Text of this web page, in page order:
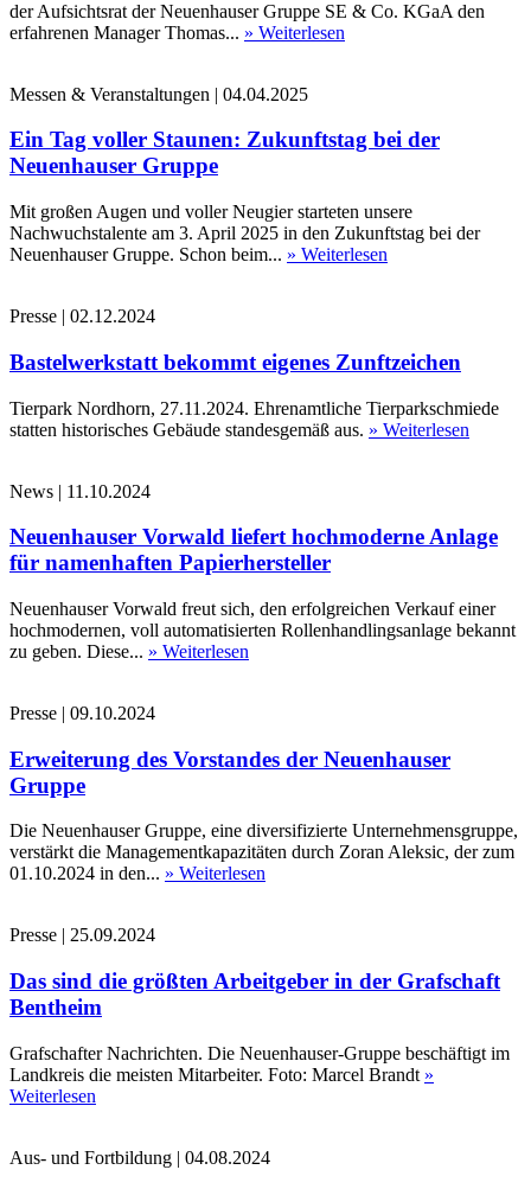
der Aufsichtsrat der Neuenhauser Gruppe SE & Co. KGaA den
erfahrenen Manager Thomas... » Weiterlesen
Messen & Veranstaltungen | 04.04.2025
Ein Tag voller Staunen: Zukunftstag bei der
Neuenhauser Gruppe
Mit großen Augen und voller Neugier starteten unsere
Nachwuchstalente am 3. April 2025 in den Zukunftstag bei der
Neuenhauser Gruppe. Schon beim... » Weiterlesen
Presse | 02.12.2024
Bastelwerkstatt bekommt eigenes Zunftzeichen
Tierpark Nordhorn, 27.11.2024. Ehrenamtliche Tierparkschmiede
statten historisches Gebäude standesgemäß aus. » Weiterlesen
News | 11.10.2024
Neuenhauser Vorwald liefert hochmoderne Anlage
für namenhaften Papierhersteller
Neuenhauser Vorwald freut sich, den erfolgreichen Verkauf einer
hochmodernen, voll automatisierten Rollenhandlingsanlage bekannt
zu geben. Diese... » Weiterlesen
Presse | 09.10.2024
Erweiterung des Vorstandes der Neuenhauser
Gruppe
Die Neuenhauser Gruppe, eine diversifizierte Unternehmensgruppe,
verstärkt die Managementkapazitäten durch Zoran Aleksic, der zum
01.10.2024 in den... » Weiterlesen
Presse | 25.09.2024
Das sind die größten Arbeitgeber in der Grafschaft
Bentheim
Grafschafter Nachrichten. Die Neuenhauser-Gruppe beschäftigt im
Landkreis die meisten Mitarbeiter. Foto: Marcel Brandt »
Weiterlesen
Aus- und Fortbildung | 04.08.2024